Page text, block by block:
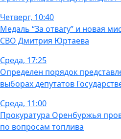
Четверг, 10:40
Медаль “За отвагу” и новая
СВО Дмитрия Юртаева
Среда, 17:25
Определен порядок
выборах депутатов
Среда, 11:00
Прокуратура Оренбуржья
по вопросам топлива